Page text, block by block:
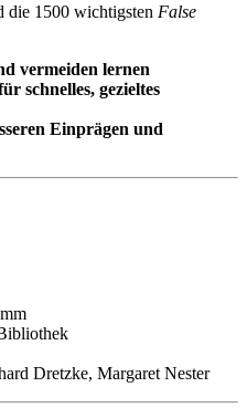
die 1500 wichtigsten False
vermeiden lernen
schnelles, gezieltes
Einprägen und
Dretzke, Margaret Nester